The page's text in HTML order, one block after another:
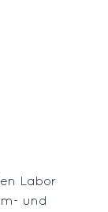
Labor
und